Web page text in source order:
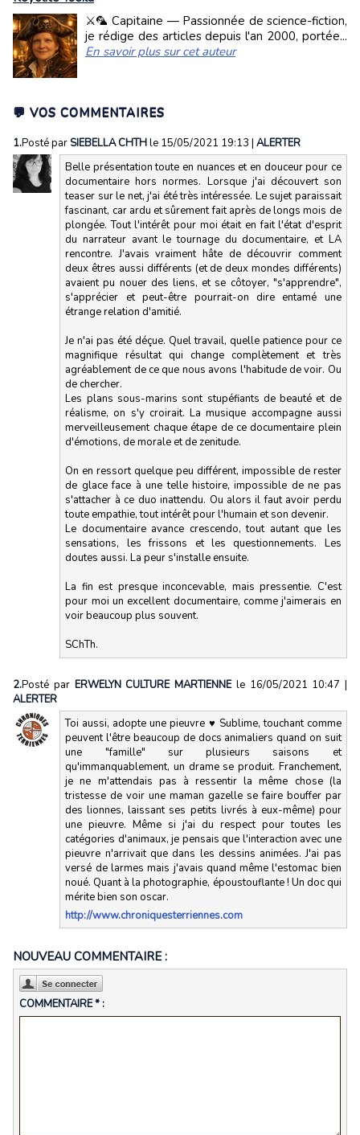
⚔️🦜 Capitaine — Passionnée de science-fiction,
je rédige des articles depuis l'an 2000, portée...
En savoir plus sur cet auteur
💬 VOS COMMENTAIRES
1.Posté par SIEBELLA CHTHle 15/05/2021 19:13 | ALERTER
Belle présentation toute en nuances et en douceur pour ce
documentaire hors normes. Lorsque j'ai découvert son
teaser sur le net, j'ai été très intéressée. Le sujet paraissait
fascinant, car ardu et sûrement fait après de longs mois de
plongée. Tout l'intérêt pour moi était en fait l'état d'esprit
du narrateur avant le tournage du documentaire, et LA
rencontre. J'avais vraiment hâte de découvrir comment
deux êtres aussi différents (et de deux mondes différents)
avaient pu nouer des liens, et se côtoyer, "s'apprendre",
s'apprécier et peut-être pourrait-on dire entamé une
étrange relation d'amitié.
Je n'ai pas été déçue. Quel travail, quelle patience pour ce
magnifique résultat qui change complètement et très
agréablement de ce que nous avons l'habitude de voir. Ou
de chercher.
Les plans sous-marins sont stupéfiants de beauté et de
réalisme, on s'y croirait. La musique accompagne aussi
merveilleusement chaque étape de ce documentaire plein
d'émotions, de morale et de zenitude.
On en ressort quelque peu différent, impossible de rester
de glace face à une telle histoire, impossible de ne pas
s'attacher à ce duo inattendu. Ou alors il faut avoir perdu
toute empathie, tout intérêt pour l'humain et son devenir.
Le documentaire avance crescendo, tout autant que les
sensations, les frissons et les questionnements. Les
doutes aussi. La peur s'installe ensuite.
La fin est presque inconcevable, mais pressentie. C'est
pour moi un excellent documentaire, comme j'aimerais en
voir beaucoup plus souvent.
SChTh.
2.Posté par ERWELYN CULTURE MARTIENNE le 16/05/2021 10:47 |
ALERTER
Toi aussi, adopte une pieuvre ♥ Sublime, touchant comme
peuvent l'être beaucoup de docs animaliers quand on suit
une "famille" sur plusieurs saisons et
qu'immanquablement, un drame se produit. Franchement,
je ne m'attendais pas à ressentir la même chose (la
tristesse de voir une maman gazelle se faire bouffer par
des lionnes, laissant ses petits livrés à eux-même) pour
une pieuvre. Même si j'ai du respect pour toutes les
catégories d'animaux, je pensais que l'interaction avec une
pieuvre n'arrivait que dans les dessins animées. J'ai pas
versé de larmes mais j'avais quand même l'estomac bien
noué. Quant à la photographie, époustouflante ! Un doc qui
mérite bien son oscar.
http://www.chroniquesterriennes.com
NOUVEAU COMMENTAIRE :
COMMENTAIRE * :